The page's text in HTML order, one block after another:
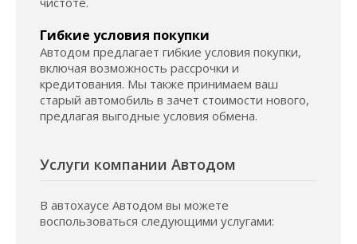
Гибкие условия покупки
Автодом предлагает гибкие условия покупки,
включая возможность рассрочки и
кредитования. Мы также принимаем ваш
старый автомобиль в зачет стоимости нового,
предлагая выгодные условия обмена.
Услуги компании Автодом
В автохаусе Автодом вы можете
воспользоваться следующими услугами: